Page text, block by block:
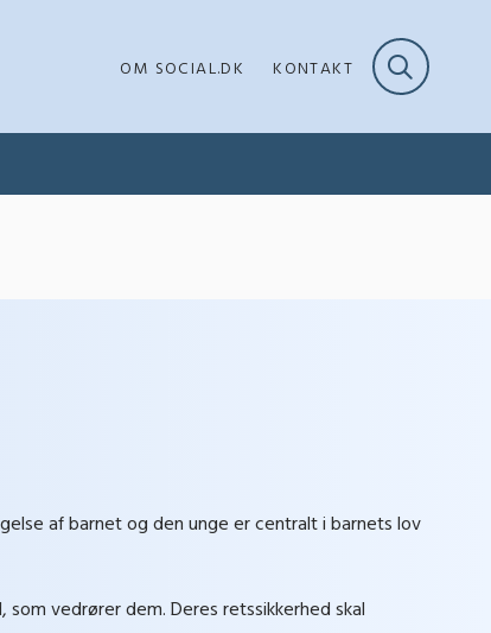
OM SOCIAL.DK KONTAKT
af barnet og den unge er centralt i barnets lov
vedrører dem. Deres retssikkerhed skal